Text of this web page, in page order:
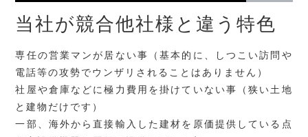
当社が競合他社様と違う特色
専任の営業マンが居ない事（基本的に、しつこい訪問や
電話等の攻勢でウンザリされることはありません）
社屋や倉庫などに極力費用を掛けていない事（狭い土地
と建物だけです）
一部、海外から直接輸入した建材を原価提供している点